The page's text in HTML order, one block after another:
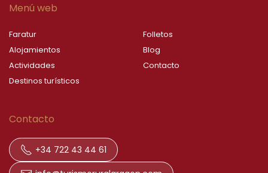
Menú web
Faratur
Alojamientos
Actividades
Destinos turísticos
Folletos
Blog
Contacto
Contacto
+34 722 43 44 61